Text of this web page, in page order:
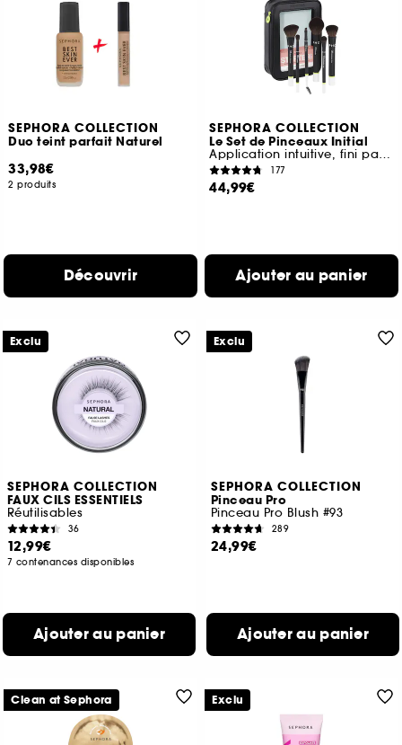
SEPHORA COLLECTION
Duo teint parfait Naturel
33,98€
2 produits
Découvrir
SEPHORA COLLECTION
Le Set de Pinceaux Initial
Application intuitive, fini parfait
177
44,99€
Ajouter au panier
SEPHORA COLLECTION
FAUX CILS ESSENTIELS
Réutilisables
36
12,99€
7 contenances disponibles
Ajouter au panier
Exclu
SEPHORA COLLECTION
Pinceau Pro
Pinceau Pro Blush #93
289
24,99€
Ajouter au panier
Exclu
Clean at Sephora Exclu